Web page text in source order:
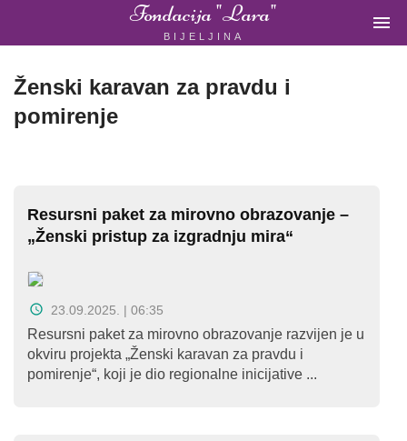
Fondacija "Lara"
BIJELJINA

ORGANIZACIJA
BIH
Fondacija
Bijeljina
Početna
Ženski karavan za pravdu i
pomirenje
Resursni paket za mirovno obrazovanje –
„Ženski pristup za izgradnju mira“
23.09.2025. | 06:35
Resursni paket za mirovno obrazovanje razvijen je u
okviru projekta „Ženski karavan za pravdu i
pomirenje“, koji je dio regionalne inicijative ...